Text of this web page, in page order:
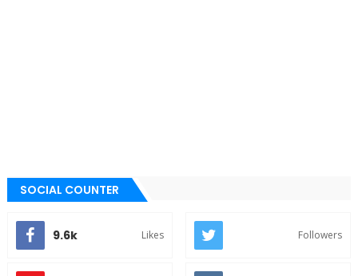
SOCIAL COUNTER
9.6k Likes Followers